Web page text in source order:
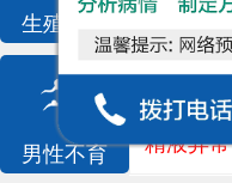
生殖感染 尿相关
男性不育
死精
精液异常